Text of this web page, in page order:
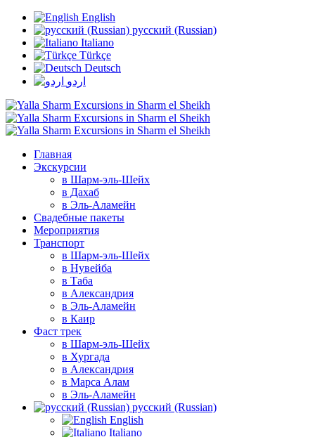
English
русский (Russian)
Italiano
Türkçe
Deutsch
اردو
Главная
Экскурсии
в Шарм-эль-Шейх
в Дахаб
в Эль-Аламейн
Свадебные пакеты
Мероприятия
Транспорт
в Шарм-эль-Шейх
в Нувейба
в Таба
в Александрия
в Эль-Аламейн
в Каир
Фаст трек
в Шарм-эль-Шейх
в Хургада
в Александрия
в Марса Алам
в Эль-Аламейн
русский (Russian)
English
Italiano